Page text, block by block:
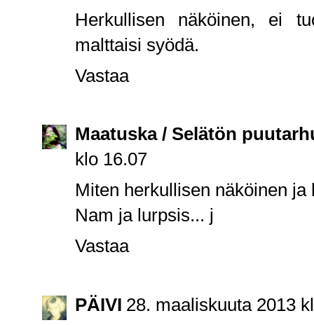
Herkullisen näköinen, ei
malttaisi syödä.
Vastaa
Maatuska / Selätön
klo 16.07
Miten herkullisen näköinen ja
Nam ja lurpsis... j
Vastaa
PÄIVI 28. maaliskuuta 2013